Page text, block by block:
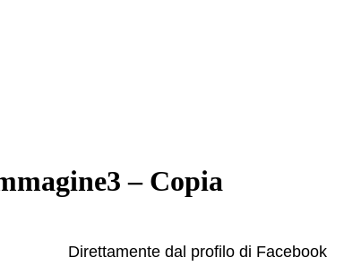
– Copia
Direttamente dal profilo di Facebook